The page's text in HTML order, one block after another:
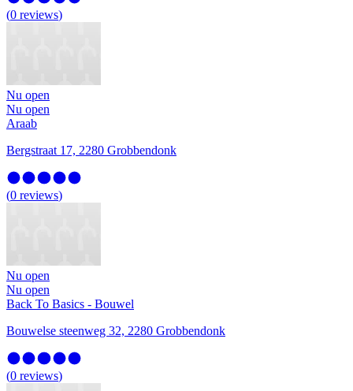
(0 reviews)
Nu open
Nu open
Araab
Bergstraat 17, 2280 Grobbendonk
(0 reviews)
Nu open
Nu open
Back To Basics - Bouwel
Bouwelse steenweg 32, 2280 Grobbendonk
(0 reviews)